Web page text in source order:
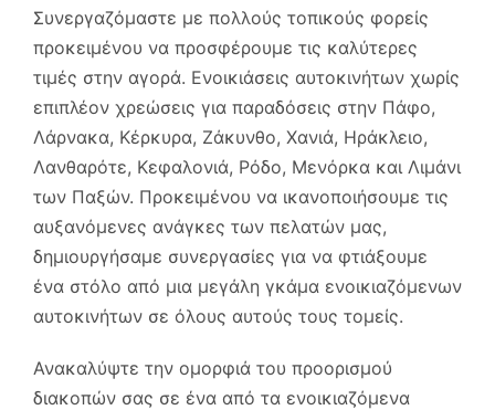
Συνεργαζόμαστε με πολλούς τοπικούς φορείς
προκειμένου να προσφέρουμε τις καλύτερες
τιμές στην αγορά. Ενοικιάσεις αυτοκινήτων χωρίς
επιπλέον χρεώσεις για παραδόσεις στην Πάφο,
Λάρνακα, Κέρκυρα, Ζάκυνθο, Χανιά, Ηράκλειο,
Λανθαρότε, Κεφαλονιά, Ρόδο, Μενόρκα και Λιμάνι
των Παξών. Προκειμένου να ικανοποιήσουμε τις
αυξανόμενες ανάγκες των πελατών μας,
δημιουργήσαμε συνεργασίες για να φτιάξουμε
ένα στόλο από μια μεγάλη γκάμα ενοικιαζόμενων
αυτοκινήτων σε όλους αυτούς τους τομείς.
Ανακαλύψτε την ομορφιά του προορισμού
διακοπών σας σε ένα από τα ενοικιαζόμενα